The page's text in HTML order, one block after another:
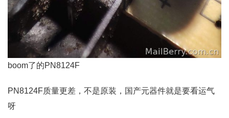
boom了的PN8124F
PN8124F质量更差，不是原装，国产元器件就是要看运气
呀